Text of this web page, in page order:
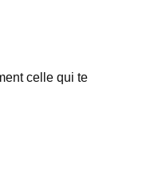
celle qui te